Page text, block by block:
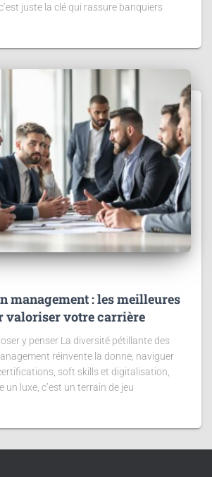
juste la clé qui rassure banquiers
management : les meilleures
valoriser votre carrière
y penser La diversité pétillante des
réinvente la donne, naviguer
soft skills et digitalisation,
un luxe, c’est un terrain de jeu